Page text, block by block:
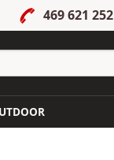
469 621 252